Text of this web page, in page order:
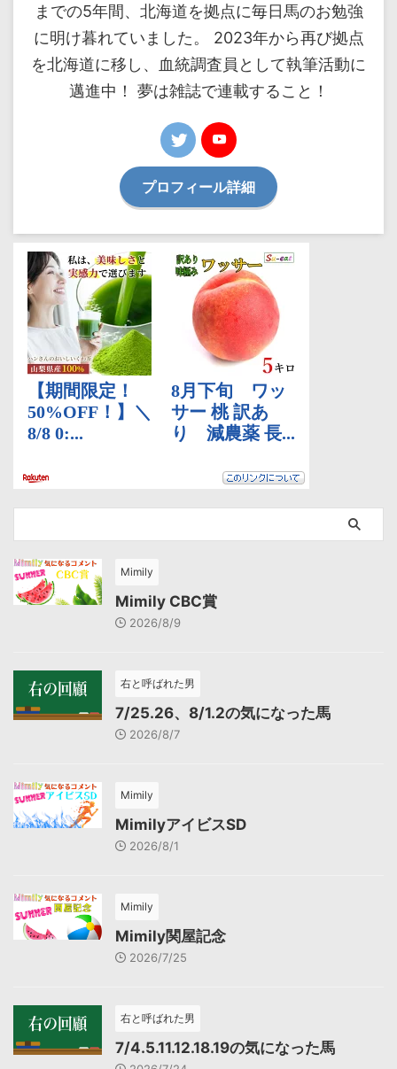
までの5年間、北海道を拠点に毎日馬のお勉強
に明け暮れていました。 2023年から再び拠点
を北海道に移し、血統調査員として執筆活動に
邁進中！ 夢は雑誌で連載すること！
プロフィール詳細
Mimily
Mimily CBC賞
2026/8/9
右と呼ばれた男
7/25.26、8/1.2の気になった馬
2026/8/7
Mimily
MimilyアイビスSD
2026/8/1
Mimily
Mimily関屋記念
2026/7/25
右と呼ばれた男
7/4.5.11.12.18.19の気になった馬